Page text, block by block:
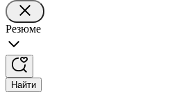
Резюме
Найти